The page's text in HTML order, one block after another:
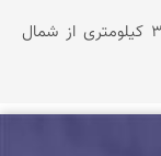
اوپرت مرز بیابان و آبان در فاصله مستقیم ۳۵ کیلومتری از شمال